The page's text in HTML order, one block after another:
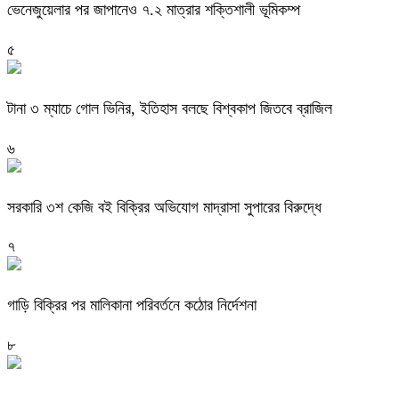
ভেনেজুয়েলার পর জাপানেও ৭.২ মাত্রার শক্তিশালী ভূমিকম্প
৫
টানা ৩ ম্যাচে গোল ভিনির, ইতিহাস বলছে বিশ্বকাপ জিতবে ব্রাজিল
৬
সরকারি ৩শ কেজি বই বিক্রির অভিযোগ মাদ্রাসা সুপারের বিরুদ্ধে
৭
গাড়ি বিক্রির পর মালিকানা পরিবর্তনে কঠোর নির্দেশনা
৮